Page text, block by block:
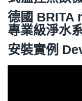
德國 BRITA
專業級淨水
安裝實例